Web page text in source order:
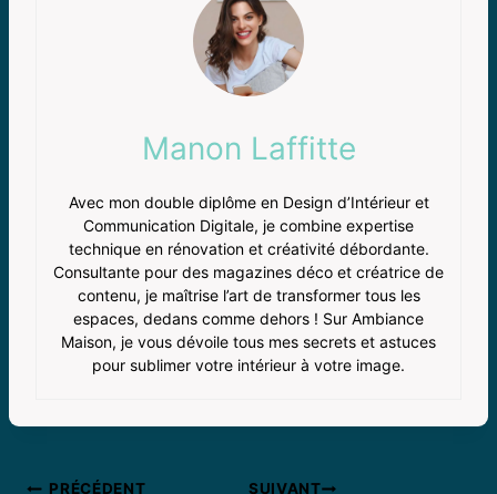
Manon Laffitte
Avec mon double diplôme en Design d’Intérieur et
Communication Digitale, je combine expertise
technique en rénovation et créativité débordante.
Consultante pour des magazines déco et créatrice de
contenu, je maîtrise l’art de transformer tous les
espaces, dedans comme dehors ! Sur Ambiance
Maison, je vous dévoile tous mes secrets et astuces
pour sublimer votre intérieur à votre image.
PRÉCÉDENT SUIVANT